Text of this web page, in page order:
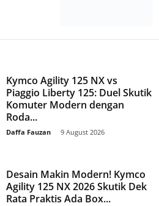
Kymco Agility 125 NX vs
Piaggio Liberty 125: Duel Skutik
Komuter Modern dengan
Roda...
Daffa Fauzan 9 August 2026
Desain Makin Modern! Kymco
Agility 125 NX 2026 Skutik Dek
Rata Praktis Ada Box...